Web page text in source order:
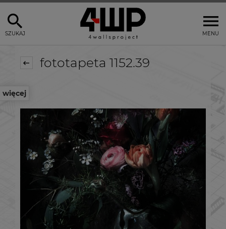
MENU
SZUKAJ
więcej
fototapeta 1152.39